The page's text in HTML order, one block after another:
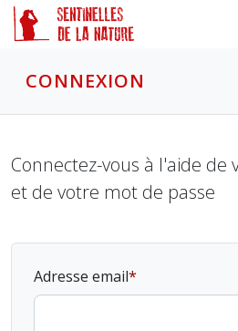
CONNEXION
Connectez-vous à l'aide de
et de votre mot de passe
Adresse email
Panneau de gestion des cookies